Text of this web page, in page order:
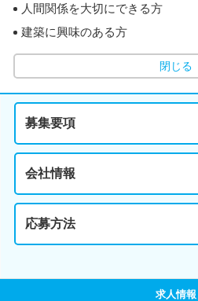
人間関係を大切にできる方
建築に興味のある方
閉じる
募集要項
会社情報
応募方法
求人情報